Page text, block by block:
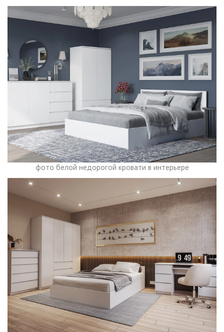
фото белой недорогой кровати в интерьере